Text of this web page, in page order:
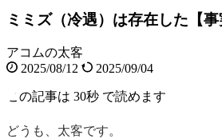
ミミズ（冷遇）は存在した【事
アコムの太客
2025/08/12
2025/09/04
この記事は 30秒 で読めます
どうも、太客です。